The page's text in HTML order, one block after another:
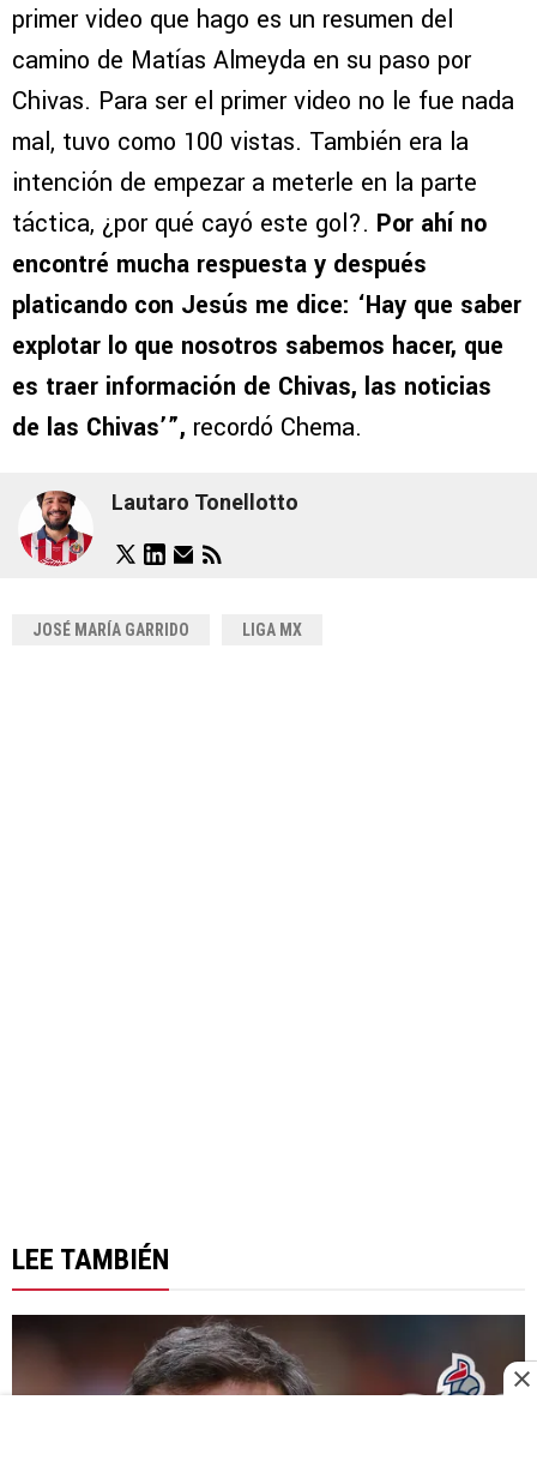
primer video que hago es un resumen del
camino de Matías Almeyda en su paso por
Chivas. Para ser el primer video no le fue nada
mal, tuvo como 100 vistas. También era la
intención de empezar a meterle en la parte
táctica, ¿por qué cayó este gol?. Por ahí no
encontré mucha respuesta y después
platicando con Jesús me dice: ‘Hay que saber
explotar lo que nosotros sabemos hacer, que
es traer información de Chivas, las noticias
de las Chivas’”, recordó Chema.
Lautaro Tonellotto
JOSÉ MARÍA GARRIDO LIGA MX
LEE TAMBIÉN